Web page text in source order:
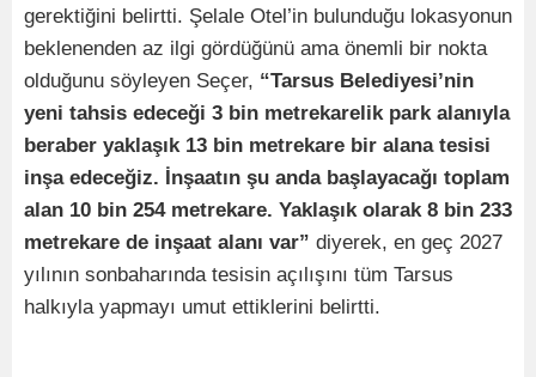
gerektiğini belirtti. Şelale Otel’in bulunduğu lokasyonun
beklenenden az ilgi gördüğünü ama önemli bir nokta
olduğunu söyleyen Seçer, “Tarsus Belediyesi’nin
yeni tahsis edeceği 3 bin metrekarelik park alanıyla
beraber yaklaşık 13 bin metrekare bir alana tesisi
inşa edeceğiz. İnşaatın şu anda başlayacağı toplam
alan 10 bin 254 metrekare. Yaklaşık olarak 8 bin 233
metrekare de inşaat alanı var” diyerek, en geç 2027
yılının sonbaharında tesisin açılışını tüm Tarsus
halkıyla yapmayı umut ettiklerini belirtti.